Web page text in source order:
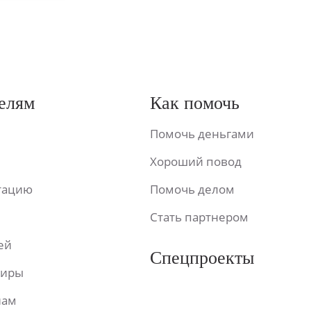
Как помочь
Помочь деньгами
Хороший повод
Помочь делом
Стать партнером
Спецпроекты